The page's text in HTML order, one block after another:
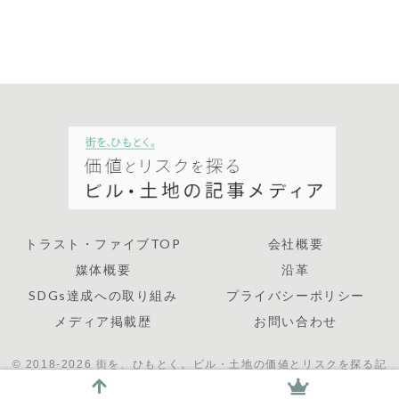
トラスト・ファイブTOP
会社概要
媒体概要
沿革
SDGs達成への取り組み
プライバシーポリシー
メディア掲載歴
お問い合わせ
© 2018-2026 街を、ひもとく。ビル・土地の価値とリスクを探る記
事メディア by狭小地開発のトラスト・ファイブ.